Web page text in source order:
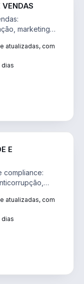
marketing
atualizadas, com
E
compliance:
atualizadas, com